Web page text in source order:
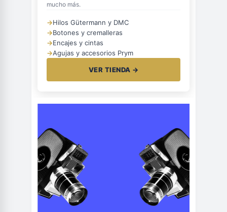
mucho más.
→Hilos Gütermann y DMC
→Botones y cremalleras
→Encajes y cintas
→Agujas y accesorios Prym
VER TIENDA →